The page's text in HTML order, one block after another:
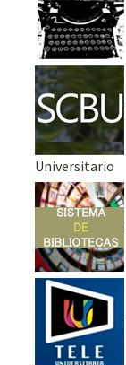
Universitario